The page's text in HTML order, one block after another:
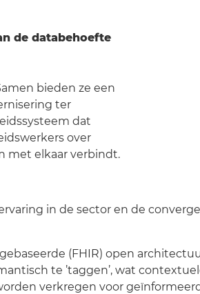
de databehoefte
bieden ze een
ter
dat
over
met elkaar verbindt.
in de sector en de
(FHIR) open
te ’taggen’, wat
verkregen voor